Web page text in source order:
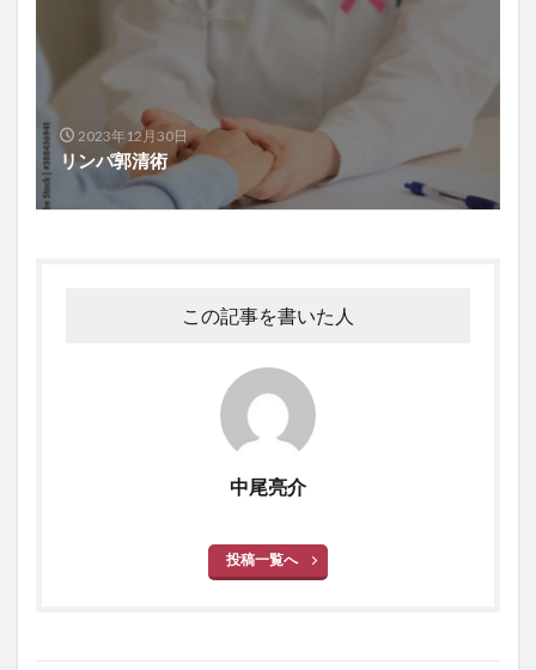
2023年12月30日
リンパ郭清術
この記事を書いた人
中尾亮介
投稿一覧へ